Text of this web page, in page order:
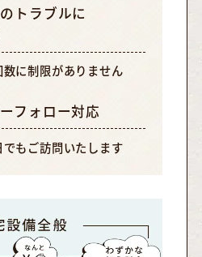
トラブルに
に制限がありません
フォロー対応
もご訪問いたします